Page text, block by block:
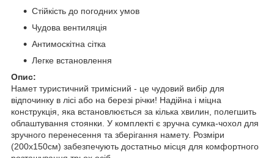
Стійкість до погодних умов
Чудова вентиляція
Антимоскітна сітка
Легке встановлення
Опис:
Намет туристичний тримісний - це чудовий вибір для
відпочинку в лісі або на березі річки! Надійна і міцна
конструкція, яка встановлюється за кілька хвилин, полегшить
облаштування стоянки. У комплекті є зручна сумка-чохол для
зручного перенесення та зберігання намету. Розміри
(200х150см) забезпечують достатньо місця для комфортного